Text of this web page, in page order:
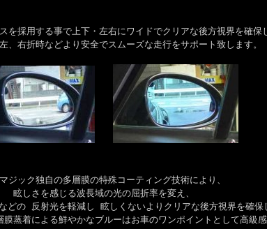
を採用する事で上下・左右にワイドでクリアな後方視界を確保
、右折時などより安全でスムーズな走行をサポート致します。
ジック独自の多層膜の特殊コーティング技術により、
眩しさを感じる波長域の光の屈折率を変え、
どの 反射光を軽減し 眩しくないよりクリアな後方視界を確保
蒸着による鮮やかなブルーはお車のワンポイントとして高級